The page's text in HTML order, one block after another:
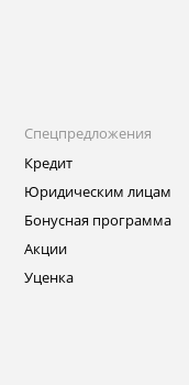
Спецпредложения
Кредит
Юридическим лицам
Бонусная программа
Акции
Уценка